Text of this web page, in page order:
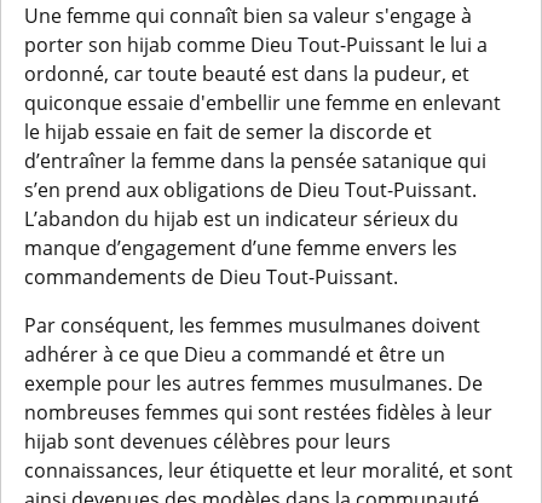
Une femme qui connaît bien sa valeur s'engage à
porter son hijab comme Dieu Tout-Puissant le lui a
ordonné, car toute beauté est dans la pudeur, et
quiconque essaie d'embellir une femme en enlevant
le hijab essaie en fait de semer la discorde et
d’entraîner la femme dans la pensée satanique qui
s’en prend aux obligations de Dieu Tout-Puissant.
L’abandon du hijab est un indicateur sérieux du
manque d’engagement d’une femme envers les
commandements de Dieu Tout-Puissant.
Par conséquent, les femmes musulmanes doivent
adhérer à ce que Dieu a commandé et être un
exemple pour les autres femmes musulmanes. De
nombreuses femmes qui sont restées fidèles à leur
hijab sont devenues célèbres pour leurs
connaissances, leur étiquette et leur moralité, et sont